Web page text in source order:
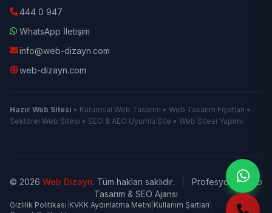
444 0 947
WhatsApp İletişim
info@web-dizayn.com
web-dizayn.com
Hazır Web Sitesi • Kurumsal Web Tasarım • Web Tasarım Fiyatları •
Sektörel Web Sitesi • SEO & AEO Uyumlu Site • Web Sitesi Yapımı
© 2026 Web Dizayn. Tüm hakları saklıdır.
Profesyonel Web
Tasarım & SEO Ajansı
Gizlilik Politikası KVKK Aydınlatma Metni Kullanım Şartları